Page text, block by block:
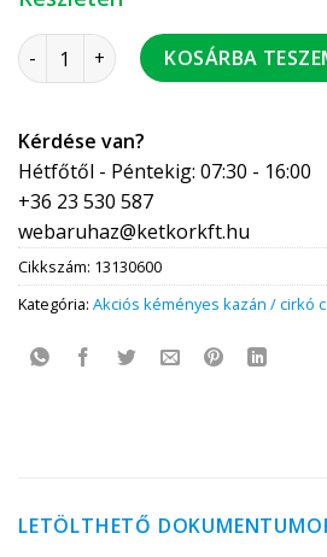
InterActive AlTE20 ellenőrző T
KOSÁRBA
Kérdése van?
Hétfőtől - Péntekig: 07:30 - 16:00
+36 23 530 587
webaruhaz@ketkorkft.hu
Cikkszám: 13130600
Kategória: Akciós kéményes kazán / cirkó
LETÖLTHETŐ